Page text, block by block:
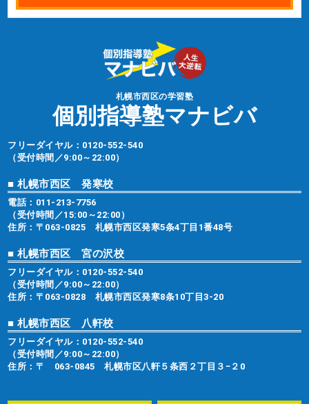
札幌市西区の学習塾
個別指導塾マナビバ
フリーダイヤル： 0120-552-540
（受付時間／9:00～22:00）
■ 札幌市西区 発寒校
電話： 011-213-7756
（受付時間／15:00～22:00）
住所：〒063-0825 札幌市西区発寒5条4丁目1番48号
■ 札幌市西区 宮の沢校
フリーダイヤル： 0120-552-540
（受付時間／9:00～22:00）
住所：〒063-0828 札幌市西区発寒8条10丁目3-20
■ 札幌市西区 八軒校
フリーダイヤル： 0120-552-540
（受付時間／9:00～22:00）
住所：〒 063-0845 札幌市区八軒５条西２丁目３−２0